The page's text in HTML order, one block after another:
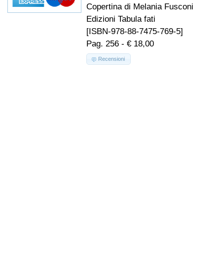
Copertina di Melania Fusconi
Edizioni Tabula fati
[ISBN-978-88-7475-769-5]
Pag. 256 - € 18,00
Recensioni